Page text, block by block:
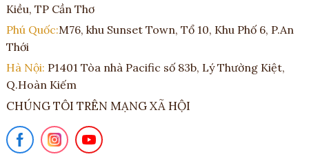
Kiều, TP Cần Thơ
Phú Quốc:M76, khu Sunset Town, Tổ 10, Khu Phố 6, P.An
Thới
Hà Nội: P1401 Tòa nhà Pacific số 83b, Lý Thường Kiệt,
Q.Hoàn Kiếm
CHÚNG TÔI TRÊN MẠNG XÃ HỘI